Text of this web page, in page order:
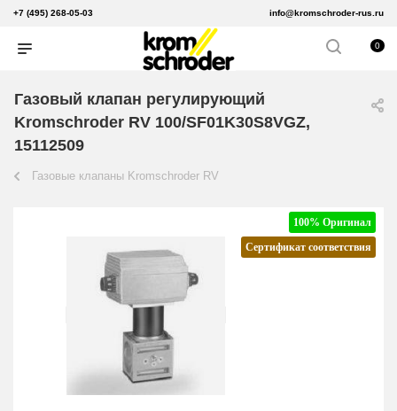
+7 (495) 268-05-03 info@kromschroder-rus.ru
0
Газовый клапан регулирующий
Kromschroder RV 100/SF01K30S8VGZ,
15112509
Газовые клапаны Kromschroder RV
100% Оригинал
Сертификат соответствия